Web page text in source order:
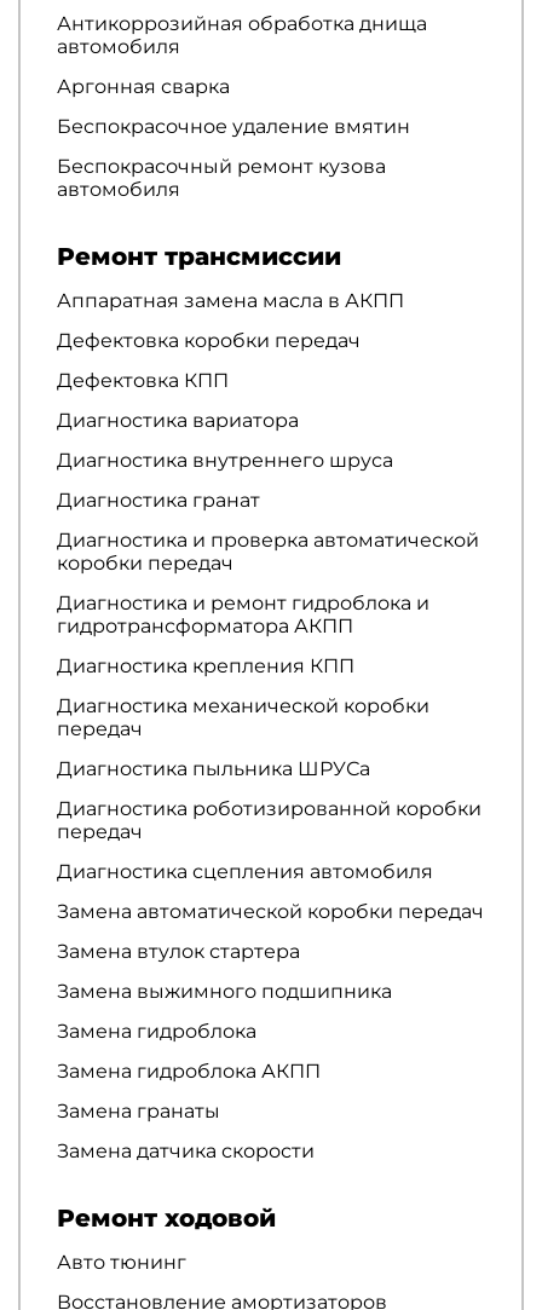
Антикоррозийная обработка днища
автомобиля
Аргонная сварка
Беспокрасочное удаление вмятин
Беспокрасочный ремонт кузова
автомобиля
Ремонт трансмиссии
Аппаратная замена масла в АКПП
Дефектовка коробки передач
Дефектовка КПП
Диагностика вариатора
Диагностика внутреннего шруса
Диагностика гранат
Диагностика и проверка автоматической
коробки передач
Диагностика и ремонт гидроблока и
гидротрансформатора АКПП
Диагностика крепления КПП
Диагностика механической коробки
передач
Диагностика пыльника ШРУСа
Диагностика роботизированной коробки
передач
Диагностика сцепления автомобиля
Замена автоматической коробки передач
Замена втулок стартера
Замена выжимного подшипника
Замена гидроблока
Замена гидроблока АКПП
Замена гранаты
Замена датчика скорости
Ремонт ходовой
Авто тюнинг
Восстановление амортизаторов